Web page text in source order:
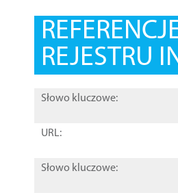
REJESTRU
Słowo kluczowe:
URL:
Słowo kluczowe: